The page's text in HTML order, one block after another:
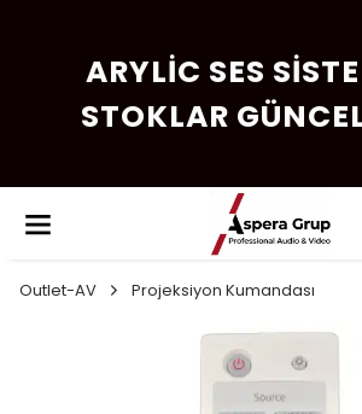
ARYLIC SES
STOKLAR
Outlet-AV Projeksiyon Kumandası